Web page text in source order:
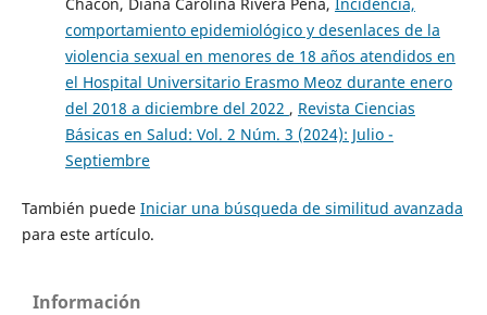
comportamiento epidemiológico y desenlaces de la
violencia sexual en menores de 18 años atendidos en
el Hospital Universitario Erasmo Meoz durante enero
del 2018 a diciembre del 2022 , Revista Ciencias
Básicas en Salud: Vol. 2 Núm. 3 (2024): Julio -
Septiembre
También puede Iniciar una búsqueda de similitud avanzada
para este artículo.
Información